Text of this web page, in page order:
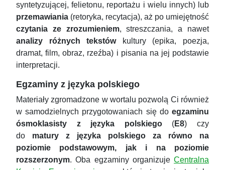
syntetyzującej, felietonu, reportażu i wielu innych) lub
przemawiania (retoryka, recytacja), aż po umiejętność
czytania ze zrozumieniem, streszczania, a nawet
analizy różnych tekstów
kultury (epika, poezja,
dramat, film, obraz, rzeźba) i pisania na jej podstawie
interpretacji.
Egzaminy z języka polskiego
Materiały zgromadzone w wortalu pozwolą Ci również
w samodzielnych przygotowaniach się do egzaminu
ósmoklasisty z języka polskiego(E8) czy
do matury z języka polskiego za równo na
poziomie podstawowym, jak i na poziomie
rozszerzonym. Oba egzaminy organizuje Centralna